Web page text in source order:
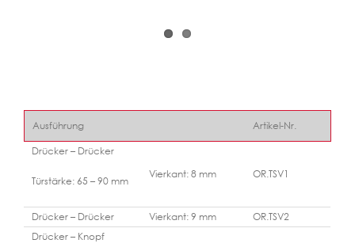
Ausführung
Artikel-Nr.
Drücker – Drücker
Türstärke: 65 – 90 mm
Vierkant: 8 mm OR.TSV1
Drücker – Drücker Vierkant: 9 mm
OR.TSV2
Drücker – Knopf